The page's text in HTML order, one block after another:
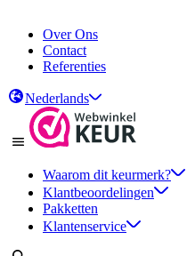
Over Ons
Contact
Referenties
Nederlands
Waarom dit keurmerk?
Klantbeoordelingen
Pakketten
Klantenservice